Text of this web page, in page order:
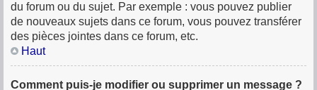
du forum ou du sujet. Par exemple : vous pouvez publier
de nouveaux sujets dans ce forum, vous pouvez transférer
des pièces jointes dans ce forum, etc.
Haut
Comment puis-je modifier ou supprimer un message ?